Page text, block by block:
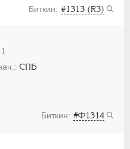
#1313 (R3)
СПБ
#Ф1314
1